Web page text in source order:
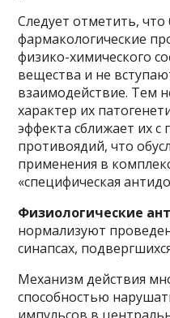
Следует отметить,
фармакологические
физико-химического
вещества и не
взаимодействие. Тем
характер их
эффекта сближает их с
противоядий, что
применения в
«специфическая
Физиологические
нормализуют
синапсах,
Механизм действия
способностью